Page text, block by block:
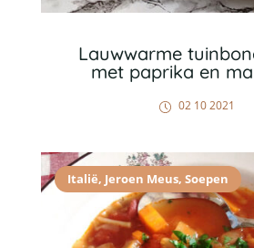
Lauwwarme
met paprika en
02 10 2021
Italië, Jeroen Meus, Soepen